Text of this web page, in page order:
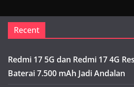
Recent
Redmi 17 5G dan Redmi 17 4G
Baterai 7.500 mAh Jadi Andalan